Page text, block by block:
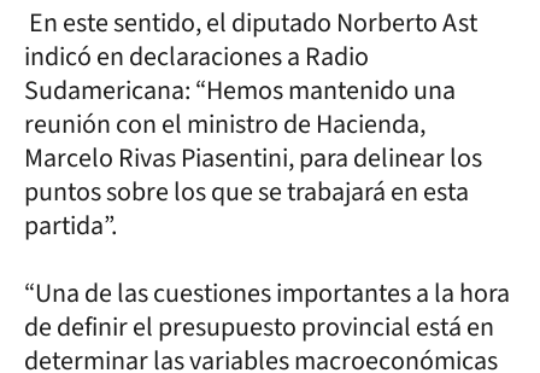
En este sentido, el diputado Norberto Ast
indicó en declaraciones a Radio
Sudamericana: “Hemos mantenido una
reunión con el ministro de Hacienda,
Marcelo Rivas Piasentini, para delinear los
puntos sobre los que se trabajará en esta
partida”.
“Una de las cuestiones importantes a la hora
de definir el presupuesto provincial está en
determinar las variables macroeconómicas